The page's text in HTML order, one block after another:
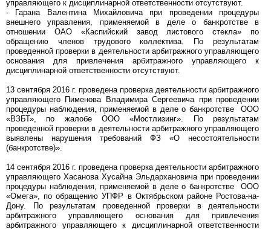
управляющего к дисциплинарной ответственности отсутствуют.
- Гарана Валентина Михайловича при проведении процедуры
внешнего управления, применяемой в деле о банкротстве в
отношении ОАО «Каспийский завод листового стекла» по
обращению членов трудового коллектива. По результатам
проведенной проверки в деятельности арбитражного управляющего
основания для привлечения арбитражного управляющего к
дисциплинарной ответственности отсутствуют.
13 сентября 2016 г. проведена проверка деятельности арбитражного
управляющего Пименова Владимира Сергеевича при проведении
процедуры наблюдения, применяемой в деле о банкротстве ООО
«ВЗБТ», по жалобе ООО «Мостлизинг». По результатам
проведенной проверки в деятельности арбитражного управляющего
выявлены нарушения требований ФЗ «О несостоятельности
(банкротстве)».
14 сентября 2016 г. проведена проверка деятельности арбитражного
управляющего Хасанова Хусайна Эльдархановича при проведении
процедуры наблюдения, применяемой в деле о банкротстве ООО
«Омега», по обращению УПФР в Октябрьском районе Ростова-на-
Дону. По результатам проведенной проверки в деятельности
арбитражного управляющего основания для привлечения
арбитражного управляющего к дисциплинарной ответственности